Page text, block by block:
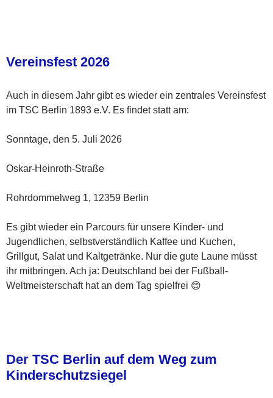
Vereinsfest 2026
Auch in diesem Jahr gibt es wieder ein zentrales Vereinsfest
im TSC Berlin 1893 e.V. Es findet statt am:
Sonntage, den 5. Juli 2026
Oskar-Heinroth-Straße
Rohrdommelweg 1, 12359 Berlin
Es gibt wieder ein Parcours für unsere Kinder- und
Jugendlichen, selbstverständlich Kaffee und Kuchen,
Grillgut, Salat und Kaltgetränke. Nur die gute Laune müsst
ihr mitbringen. Ach ja: Deutschland bei der Fußball-
Weltmeisterschaft hat an dem Tag spielfrei 😊
Der TSC Berlin auf dem Weg zum
Kinderschutzsiegel